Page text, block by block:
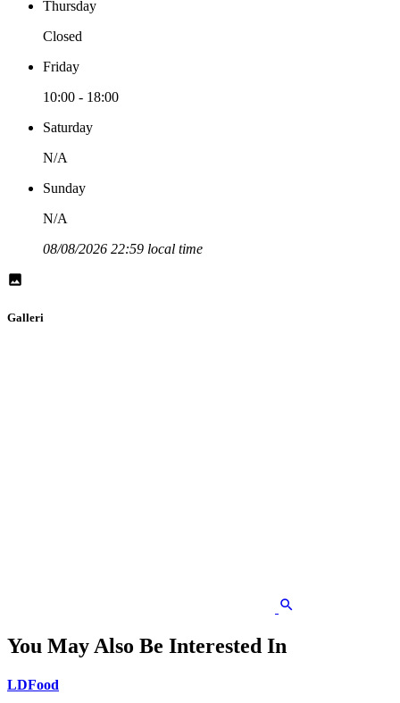
Thursday
Closed
Friday
10:00 - 18:00
Saturday
N/A
Sunday
N/A
08/08/2026 22:59 local time
Galleri
You May Also Be Interested In
LDFood